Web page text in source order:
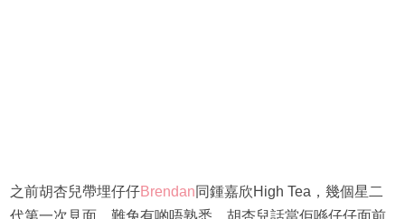
之前胡杏兒帶埋仔仔Brendan同鍾嘉欣High Tea，幾個星二
代第一次見面，難免有啲唔熟悉。胡杏兒話當佢喺仔仔面前